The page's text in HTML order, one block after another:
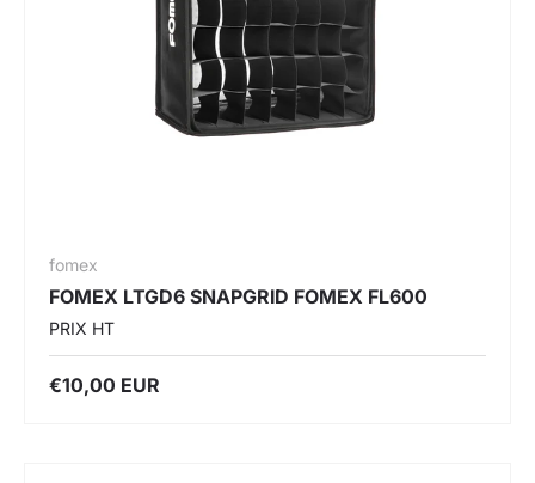
fomex
FOMEX LTGD6 SNAPGRID FOMEX FL600
PRIX HT
€10,00 EUR